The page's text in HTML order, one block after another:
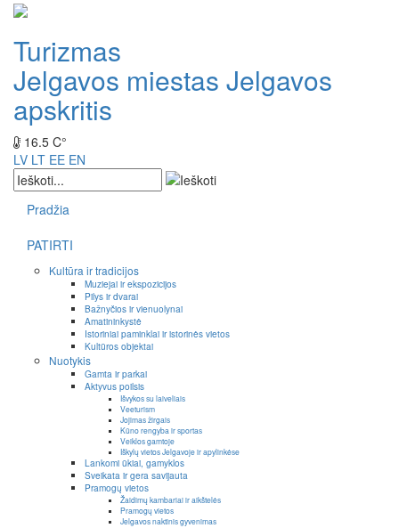
Turizmas
Jelgavos miestas Jelgavos
apskritis
16.5 C°
LV LT EE EN
Pradžia
PATIRTI
Kultūra ir tradicijos
Muziejai ir ekspozicijos
Pilys ir dvarai
Bažnyčios ir vienuolynai
Amatininkystė
Istoriniai paminklai ir istorinės vietos
Kultūros objektai
Nuotykis
Gamta ir parkai
Aktyvus poilsis
Išvykos su laiveliais
Veeturism
Jojimas žirgais
Kūno rengyba ir sportas
Veiklos gamtoje
Iškylų vietos Jelgavoje ir apylinkėse
Lankomi ūkiai, gamyklos
Sveikata ir gera savijauta
Pramogų vietos
Žaidimų kambariai ir aikštelės
Pramogų vietos
Jelgavos naktinis gyvenimas